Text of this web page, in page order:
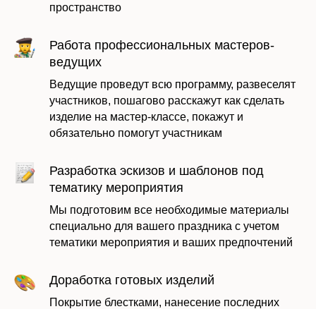
пространство
Работа профессиональных мастеров-
ведущих
Ведущие проведут всю программу, развеселят
участников, пошагово расскажут как сделать
изделие на мастер-классе, покажут и
обязательно помогут участникам
Разработка эскизов и шаблонов под
тематику мероприятия
Мы подготовим все необходимые материалы
специально для вашего праздника с учетом
тематики мероприятия и ваших предпочтений
Доработка готовых изделий
Покрытие блестками, нанесение последних